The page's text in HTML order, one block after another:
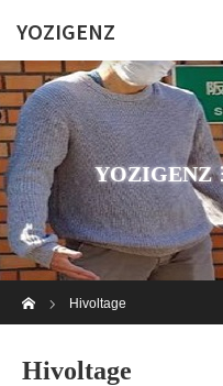
YOZIGENZ
YOZIGENZ
Hivoltage
Hivoltage